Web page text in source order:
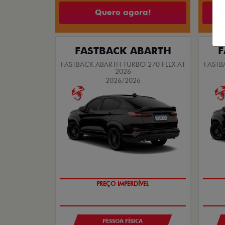
Quero agora!
FASTBACK ABARTH
FASTBACK ABARTH TURBO 270 FLEX AT
2026
2026/2026
PESSOA FÍSICA